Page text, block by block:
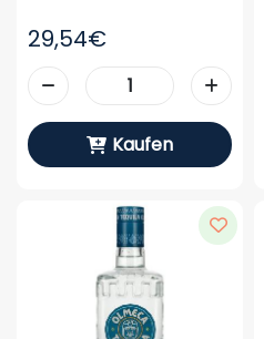
29,54€
Kaufen